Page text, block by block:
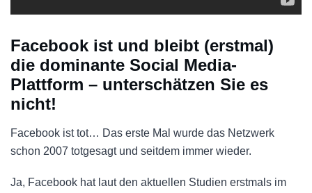
Facebook ist und bleibt (erstmal)
die dominante Social Media-
Plattform – unterschätzen Sie es
nicht!
Facebook ist tot… Das erste Mal wurde das Netzwerk
schon 2007 totgesagt und seitdem immer wieder.
Ja, Facebook hat laut den aktuellen Studien erstmals im